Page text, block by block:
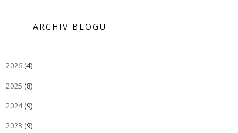
ARCHIV BLOGU
2026(4)
2025 (8)
2024(9)
2023 (9)